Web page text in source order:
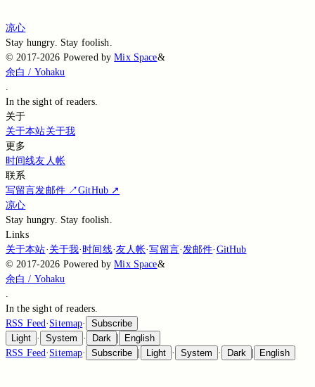
凉心
Stay hungry. Stay foolish.
©2017-2026 Powered by Mix Space&
余白 / Yohaku
.
In the sight ofreaders.
关于
关于本站关于我
更多
时间线友人帐
联系
写留言发邮件↗GitHub↗
凉心
Stay hungry. Stay foolish.
Links
关于本站· 关于我· 时间线·友人帐·写留言·发邮件· GitHub
©2017-2026 Powered by Mix Space&
余白 / Yohaku
.
In the sight ofreaders.
RSS Feed· Sitemap·
Subscribe
Light · System · Dark
English
RSS Feed· Sitemap· Subscribe Light · System · Dark English